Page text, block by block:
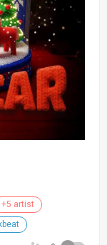
+5 artist